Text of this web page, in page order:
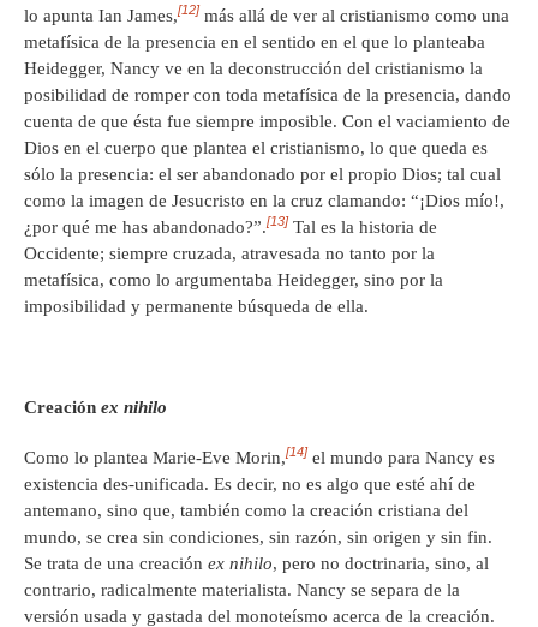
lo apunta Ian James,[12] más allá de ver al cristianismo como una
metafísica de la presencia en el sentido en el que lo planteaba
Heidegger, Nancy ve en la deconstrucción del cristianismo la
posibilidad de romper con toda metafísica de la presencia, dando
cuenta de que ésta fue siempre imposible. Con el vaciamiento de
Dios en el cuerpo que plantea el cristianismo, lo que queda es
sólo la presencia: el ser abandonado por el propio Dios; tal cual
como la imagen de Jesucristo en la cruz clamando: “¡Dios mío!,
¿por qué me has abandonado?”.[13] Tal es la historia de
Occidente; siempre cruzada, atravesada no tanto por la
metafísica, como lo argumentaba Heidegger, sino por la
imposibilidad y permanente búsqueda de ella.
Creación ex nihilo
Como lo plantea Marie-Eve Morin,[14] el mundo para Nancy es
existencia des-unificada. Es decir, no es algo que esté ahí de
antemano, sino que, también como la creación cristiana del
mundo, se crea sin condiciones, sin razón, sin origen y sin fin.
Se trata de una creación ex nihilo, pero no doctrinaria, sino, al
contrario, radicalmente materialista. Nancy se separa de la
versión usada y gastada del monoteísmo acerca de la creación.